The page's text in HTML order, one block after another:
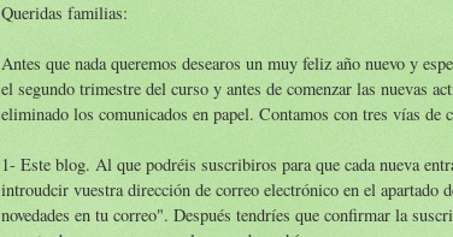
Queridas familias:
Antes que nada queremos desearos un muy feliz año nuevo y
el segundo trimestre del curso y antes de comenzar las nuevas
eliminado los comunicados en papel. Contamos con tres vías de
1- Este blog. Al que podréis suscribiros para que cada nueva
introudcir vuestra dirección de correo electrónico en el apartado
novedades en tu correo". Después tendríes que confirmar la